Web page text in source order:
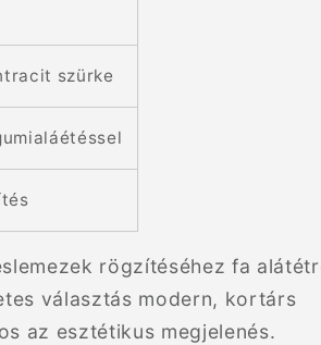
szürke
rögzítéséhez fa
választás modern, kortárs
az esztétikus megjelenés.